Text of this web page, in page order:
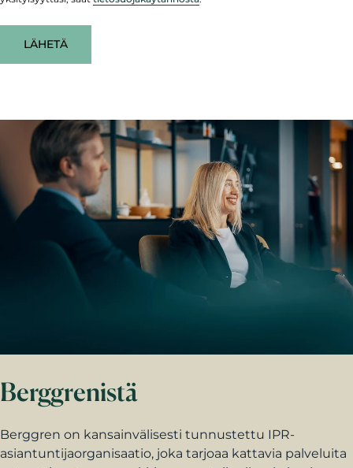
Berggrenistä
Berggren on kansainvälisesti tunnustettu IPR-
asiantuntijaorganisaatio, joka tarjoaa kattavia palveluita